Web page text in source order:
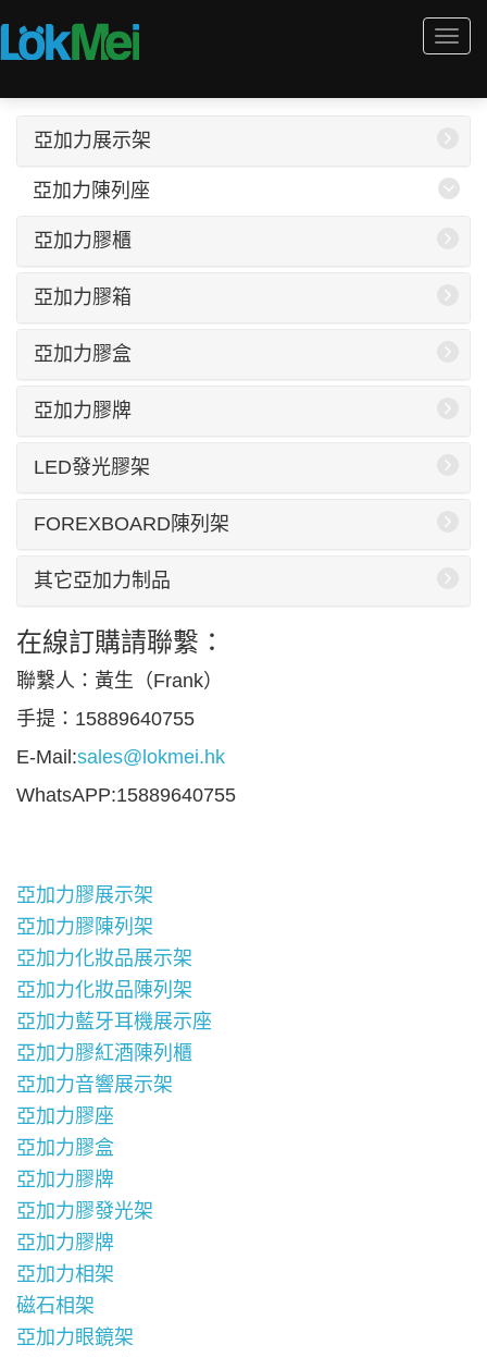
亞加力展示架
亞加力陳列座
亞加力膠櫃
亞加力膠箱
亞加力膠盒
亞加力膠牌
LED發光膠架
FOREXBOARD陳列架
其它亞加力制品
在線訂購請聯繫：
聯繫人：黃生（Frank）
手提：15889640755
E-Mail:sales@lokmei.hk
WhatsAPP:15889640755
亞加力膠展示架
亞加力膠陳列架
亞加力化妝品展示架
亞加力化妝品陳列架
亞加力藍牙耳機展示座
亞加力膠紅酒陳列櫃
亞加力音響展示架
亞加力膠座
亞加力膠盒
亞加力膠牌
亞加力膠發光架
亞加力膠牌
亞加力相架
磁石相架
亞加力眼鏡架